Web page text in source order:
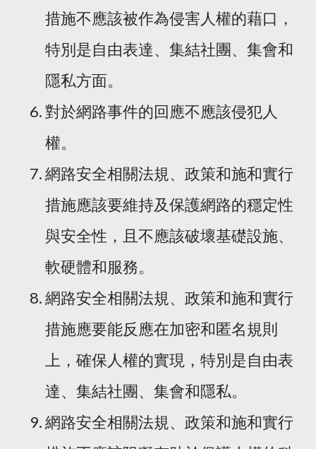
措施不應該被作為侵害人權的藉口，
特別是自由表達、集結社團、集會和
隱私方面。
對於網路事件的回應不應該侵犯人
權。
網路安全相關法規、政策和施和實行
措施應該要維持及保護網路的穩定性
與安全性，且不應該破壞基礎設施、
軟硬體和服務。
網路安全相關法規、政策和施和實行
措施應要能反應在加密和匿名規則
上，確保人權的實現，特別是自由表
達、集結社團、集會和隱私。
網路安全相關法規、政策和施和實行